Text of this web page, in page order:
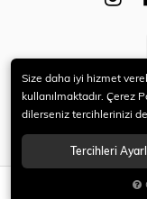
© 2021
Size daha iyi hizmet
kullanılmaktadır. Çerez
dilerseniz tercihlerinizi
Tercihleri